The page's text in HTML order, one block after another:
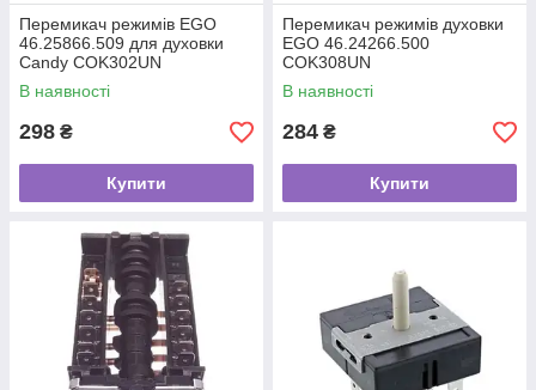
Перемикач режимів EGO
46.25866.509 для духовки
Candy COK302UN
В наявності
298 ₴
Купити
Перемикач режимів духовки
EGO 46.24266.500
COK308UN
В наявності
284 ₴
Купити